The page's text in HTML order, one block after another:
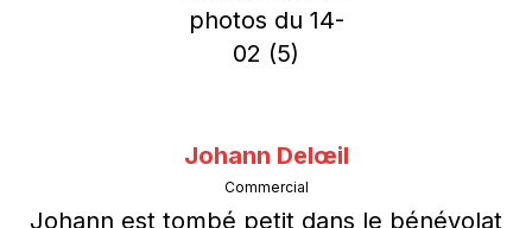
Johann Delœil
Commercial
Johann est tombé petit dans le bénévolat